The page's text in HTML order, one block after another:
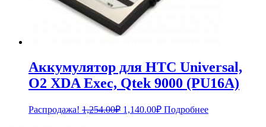
Аккумулятор для HTC Universal,
O2 XDA Exec, Qtek 9000 (PU16A)
Распродажа! 1,254.00₽ Первоначальная
1,140.00₽Текущая
Подробнее